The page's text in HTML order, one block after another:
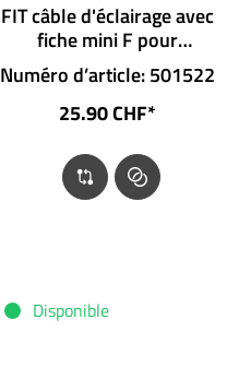
FIT câble d'éclairage avec
fiche mini F pour
projecteurs avec fiche et
connexion pour feux de
route
Numéro d’article: 501522
25.90 CHF*
Disponible